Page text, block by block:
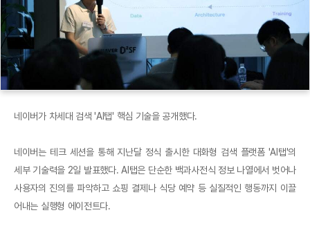
네이버가 차세대 검색 'AI탭' 핵심 기술을 공개했다.
네이버는 테크 세션을 통해 지난달 정식 출시한 대화형 검색 플랫폼 'AI탭'의
세부 기술력을 2일 발표했다. AI탭은 단순한 백과사전식 정보 나열에서 벗어나
사용자의 진의를 파악하고 쇼핑 결제나 식당 예약 등 실질적인 행동까지 이끌
어내는 실행형 에이전트다.